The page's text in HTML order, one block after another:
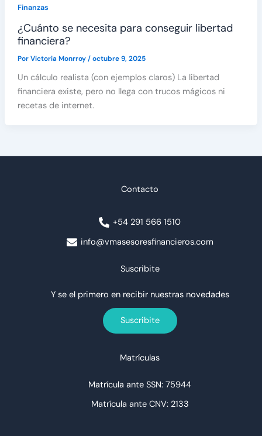
Finanzas
¿Cuánto se necesita para conseguir libertad
financiera?
PorVictoria Monrroy/octubre 9, 2025
Un cálculo realista (con ejemplos claros) La libertad
financiera existe, pero no llega con trucos mágicos ni
recetas de internet.
Contacto
+54 291 566 1510
info@vmasesoresfinancieros.com
Suscribite
Y se el primero en recibir nuestras novedades
Suscribite
Matrículas
Matrícula ante SSN: 75944
Matrícula ante CNV: 2133